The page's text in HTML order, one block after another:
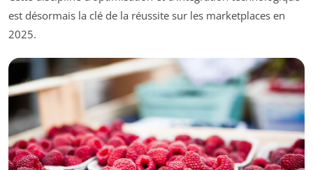
est désormais la clé de la réussite sur les marketplaces en
2025.